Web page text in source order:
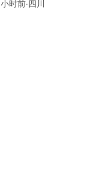
时前·四川